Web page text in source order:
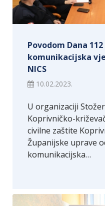
Povodom Dana
komunikacijska
NICS
10.02.2023.
U organizaciji
Koprivničko-
civilne zaštite
Županijske uprave
komunikacijska…